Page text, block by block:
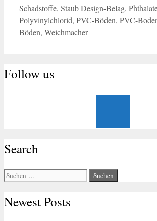
Kategorien
Schadstoffe, StaubSchlagwörter
Design-Belag,
Polyvinylchlorid, PVC-Böden, PVC-
Böden, Weichmacher
Follow us
Search
Suche
Newest Posts